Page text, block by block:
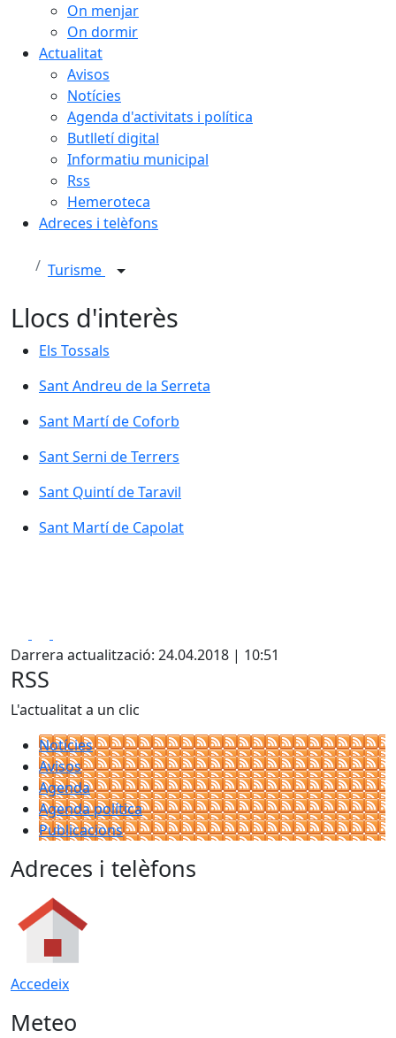
On menjar
On dormir
Actualitat
Avisos
Notícies
Agenda d'activitats i política
Butlletí digital
Informatiu municipal
Rss
Hemeroteca
Adreces i telèfons
Turisme
Llocs d'interès
Els Tossals
Els Tossals
Sant Andreu de la Serreta
Sant Andreu de la Serreta
Sant Martí de Coforb
Sant Martí de Coforb
Sant Serni de Terrers
Sant Serni de Terrers
Sant Quintí de Taravil
Sant Quintí de Taravil
Sant Martí de Capolat
Sant Martí de Capolat
Darrera actualització: 24.04.2018 | 10:51
RSS
L'actualitat a un clic
Notícies
Avisos
Agenda
Agenda política
Publicacions
Adreces i telèfons
Accedeix
Meteo